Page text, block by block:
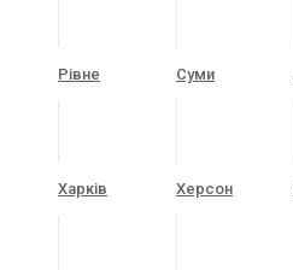
Рівне Суми
Харків Херсон